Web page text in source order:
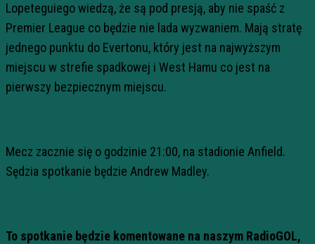
Lopeteguiego wiedzą, że są pod presją, aby nie spaść z
Premier League co będzie nie lada wyzwaniem. Mają stratę
jednego punktu do Evertonu, który jest na najwyższym
miejscu w strefie spadkowej i West Hamu co jest na
pierwszy bezpiecznym miejscu.
Mecz zacznie się o godzinie 21:00, na stadionie Anfield.
Sędzia spotkanie będzie Andrew Madley.
To spotkanie będzie komentowane na naszym RadioGOL,